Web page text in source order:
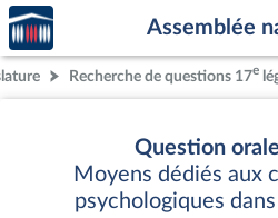
Aller au contenu
Aller en bas de la page
Accèder
à la
page
d'accueil
Assemblée
Recherche de questions 17e
Question
Moyens dédiés aux
psychologiques